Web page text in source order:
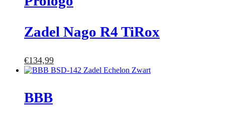
Zadel Nago R4 TiRox
€134,99
BBB